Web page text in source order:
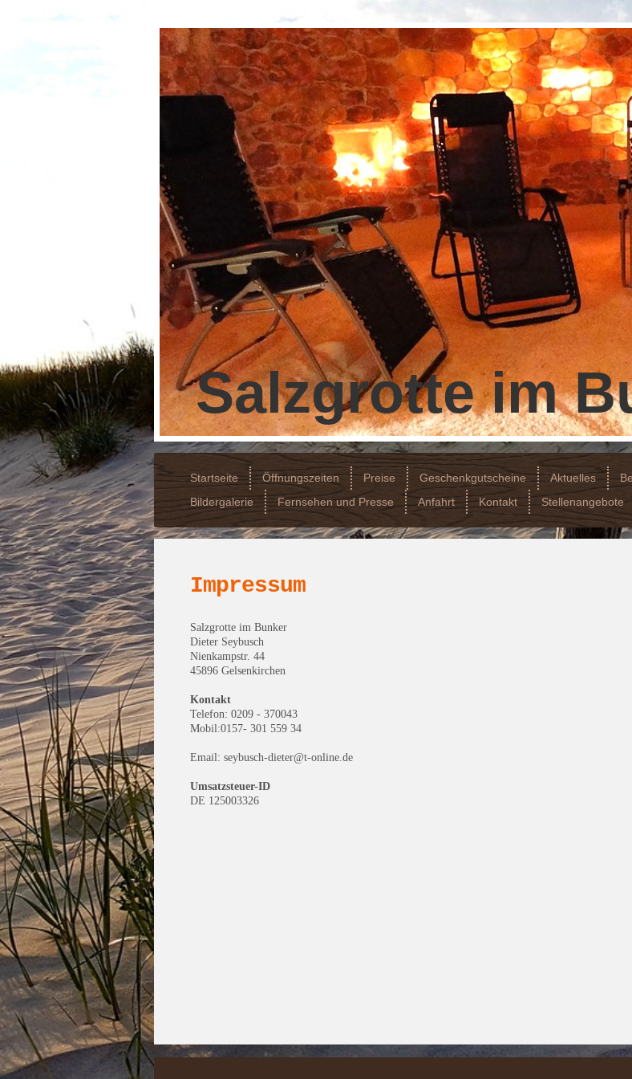
Salzgrotte im
Startseite Öffnungszeiten Preise Geschenkgutscheine Aktuelles
Bildergalerie
Fernsehen und Presse Anfahrt Kontakt Stellenangebote
Impressum
Salzgrotte im Bunker
Dieter Seybusch
Nienkampstr. 44
45896 Gelsenkirchen
Kontakt
Telefon: 0209 - 370043
Mobil:0157- 301 559 34
Email: seybusch-dieter@t-online.de
Umsatzsteuer-ID
DE 125003326